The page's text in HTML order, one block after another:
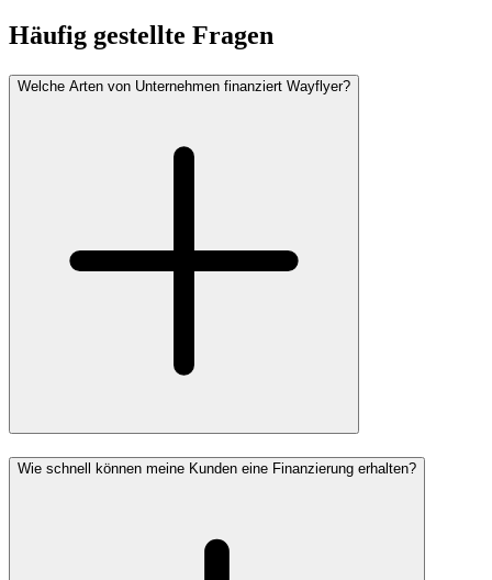
Häufig gestellte Fragen
Welche Arten von Unternehmen finanziert Wayflyer?
Wie schnell können meine Kunden eine Finanzierung erhalten?